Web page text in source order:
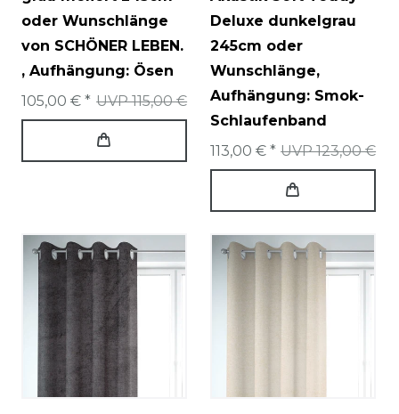
oder Wunschlänge
von SCHÖNER LEBEN.
, Aufhängung: Ösen
UVP 115,00 €
105,00 € *
Deluxe dunkelgrau
245cm oder
Wunschlänge,
Aufhängung: Smok-
Schlaufenband
UVP 123,00 €
113,00 € *